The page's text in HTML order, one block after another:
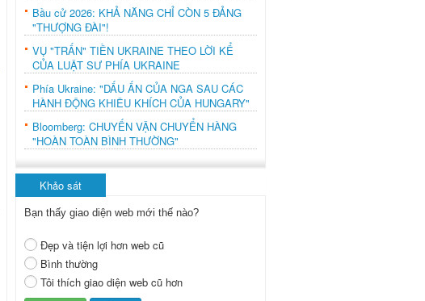
Bầu cử 2026: KHẢ NĂNG CHỈ CÒN 5 ĐẢNG
"THƯỢNG ĐÀI"!
VỤ "TRẤN" TIỀN UKRAINE THEO LỜI KỂ
CỦA LUẬT SƯ PHÍA UKRAINE
Phía Ukraine: "DẤU ẤN CỦA NGA SAU CÁC
HÀNH ĐỘNG KHIÊU KHÍCH CỦA HUNGARY"
Bloomberg: CHUYẾN VẬN CHUYỂN HÀNG
"HOÀN TOÀN BÌNH THƯỜNG"
Khảo sát
Bạn thấy giao diện web mới thế nào?
Đẹp và tiện lợi hơn web cũ
Bình thường
Tôi thích giao diện web cũ hơn